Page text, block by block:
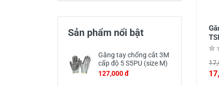
Sản phẩm nổi bật
Găng tay chống cắt 3M
cấp độ 5 S5PU (size M)
127,000 đ